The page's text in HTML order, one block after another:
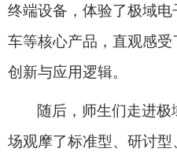
终端设备，体验了极域
车等核心产品，直观感
创新与应用逻辑。
随后，师生们走进
场观摩了标准型、研讨